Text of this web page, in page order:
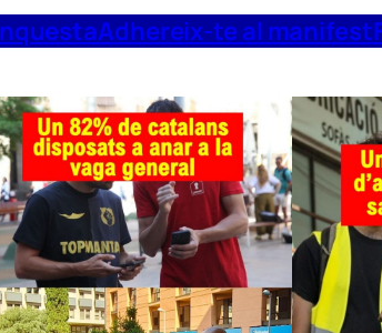
Adhereix-te al manifest